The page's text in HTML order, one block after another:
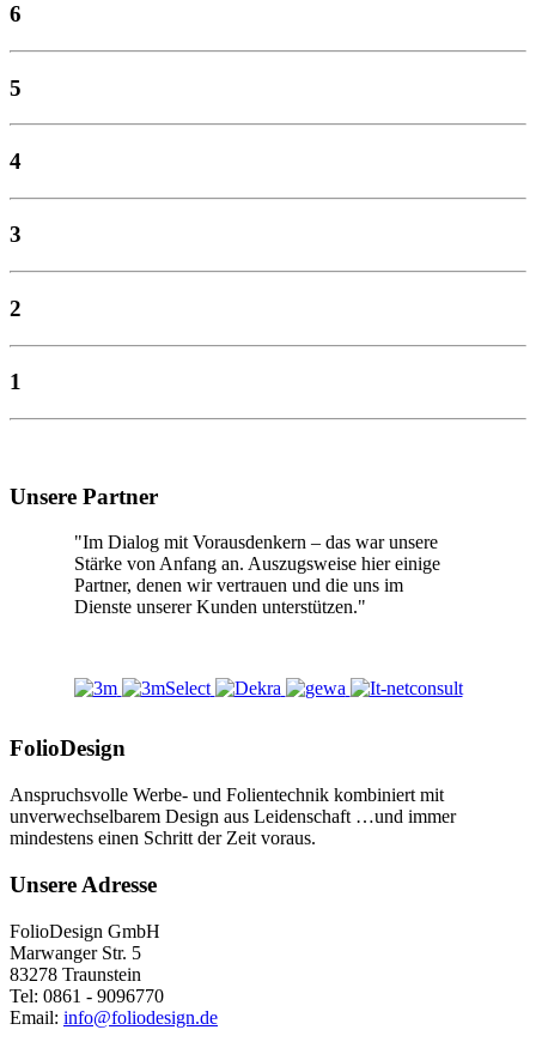
6
5
4
3
2
1
Unsere Partner
"Im Dialog mit Vorausdenkern – das war unsere
Stärke von Anfang an. Auszugsweise hier einige
Partner, denen wir vertrauen und die uns im
Dienste unserer Kunden unterstützen."
FolioDesign
Anspruchsvolle Werbe- und Folientechnik kombiniert mit
unverwechselbarem Design aus Leidenschaft …und immer
mindestens einen Schritt der Zeit voraus.
Unsere Adresse
FolioDesign GmbH
Marwanger Str. 5
83278 Traunstein
Tel: 0861 - 9096770
Email: info@foliodesign.de